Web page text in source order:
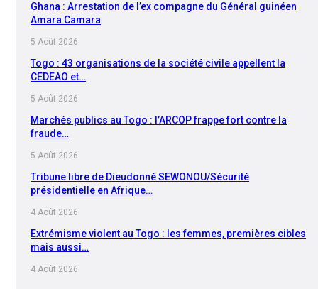
Ghana : Arrestation de l’ex compagne du Général guinéen
Amara Camara
5 Août 2026
Togo : 43 organisations de la société civile appellent la
CEDEAO et…
5 Août 2026
Marchés publics au Togo : l’ARCOP frappe fort contre la
fraude…
5 Août 2026
Tribune libre de Dieudonné SEWONOU/Sécurité
présidentielle en Afrique…
4 Août 2026
Extrémisme violent au Togo : les femmes, premières cibles
mais aussi…
4 Août 2026